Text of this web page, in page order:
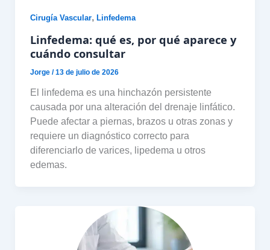
Cirugía Vascular, Linfedema
Linfedema: qué es, por qué aparece y
cuándo consultar
Jorge /13 de julio de 2026
El linfedema es una hinchazón persistente
causada por una alteración del drenaje linfático.
Puede afectar a piernas, brazos u otras zonas y
requiere un diagnóstico correcto para
diferenciarlo de varices, lipedema u otros
edemas.